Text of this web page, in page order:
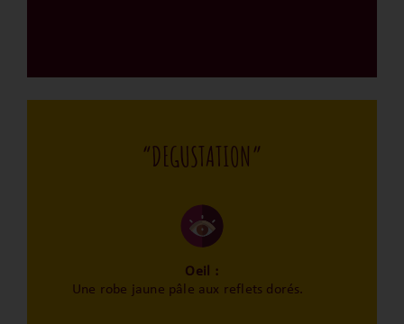
“DEGUSTATION”
Oeil :
Une robe jaune pâle aux reflets dorés.